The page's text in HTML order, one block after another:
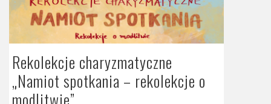
Rekolekcje charyzmatyczne
„Namiot spotkania – rekolekcje o